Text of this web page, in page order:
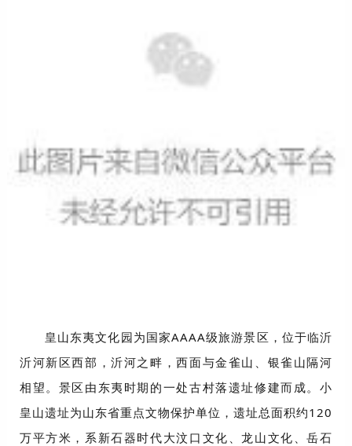
皇山东夷文化园为国家AAAA级旅游景区，位于临沂
沂河新区西部，沂河之畔，西面与金雀山、银雀山隔河
相望。景区由东夷时期的一处古村落遗址修建而成。小
皇山遗址为山东省重点文物保护单位，遗址总面积约120
万平方米，系新石器时代大汶口文化、龙山文化、岳石